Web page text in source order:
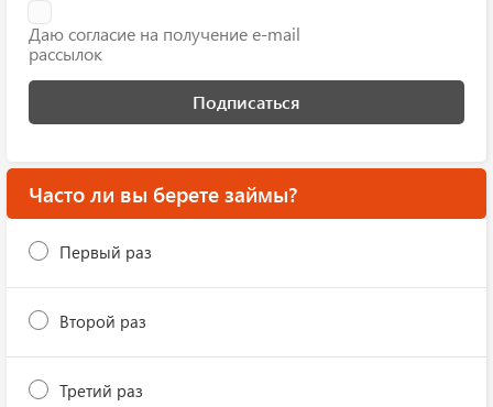
Даю согласие на получение e-mail
рассылок
Подписаться
Часто ли вы берете займы?
Первый раз
Второй раз
Третий раз